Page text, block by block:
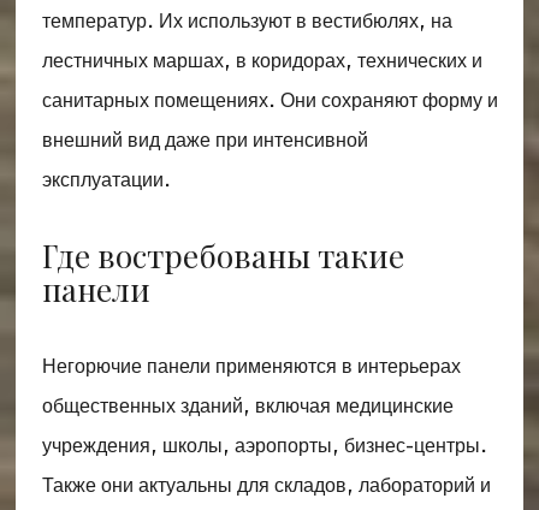
температур. Их используют в вестибюлях, на
лестничных маршах, в коридорах, технических и
санитарных помещениях. Они сохраняют форму и
внешний вид даже при интенсивной
эксплуатации.
Где востребованы такие
панели
Негорючие панели применяются в интерьерах
общественных зданий, включая медицинские
учреждения, школы, аэропорты, бизнес-центры.
Также они актуальны для складов, лабораторий и